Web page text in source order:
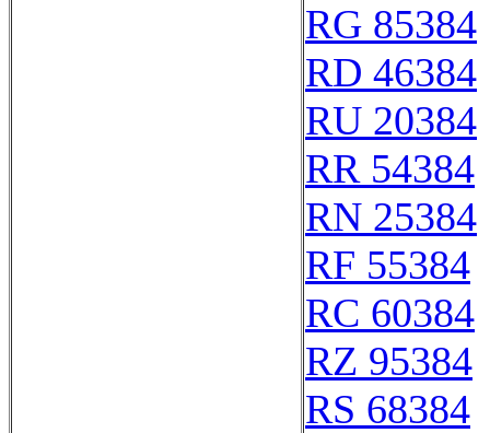
RG 85384
RD 46384
RU 20384
RR 54384
RN 25384
RF 55384
RC 60384
RZ 95384
RS 68384